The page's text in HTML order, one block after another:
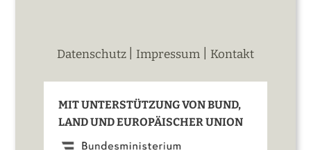
Datenschutz Impressum Kontakt
MIT UNTERSTÜTZUNG VON BUND,
LAND UND EUROPÄISCHER UNION